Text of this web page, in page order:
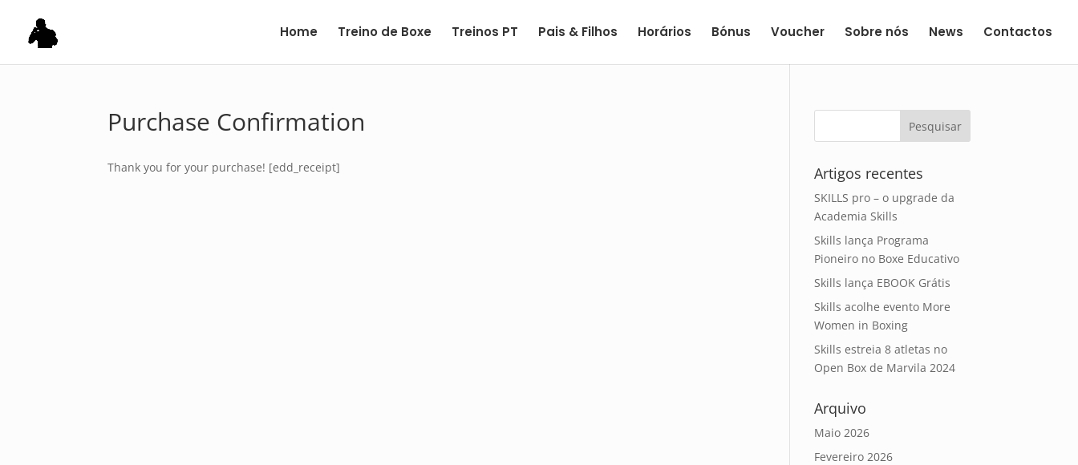
Home Treino de Boxe Treinos PT Pais & Filhos Horários Bónus Voucher Sobre nós News Contactos
Purchase Confirmation
Thank you for your purchase! [edd_receipt] Artigos recentes
SKILLS pro – o upgrade da
Academia Skills
Skills lança Programa
Pioneiro no Boxe Educativo
Skills lança EBOOK Grátis
Skills acolhe evento More
Women in Boxing
Skills estreia 8 atletas no
Open Box de Marvila 2024
Arquivo
Maio 2026
Fevereiro 2026